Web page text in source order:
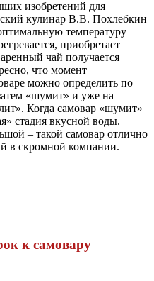
изобретений для
кулинар В.В. Похлебкин
температуру
приобретает
чай получается
что момент
можно определить по
«шумит» и уже на
Когда самовар «шумит»
стадия вкусной воды.
– такой самовар отлично
в скромной компании.
к самовару